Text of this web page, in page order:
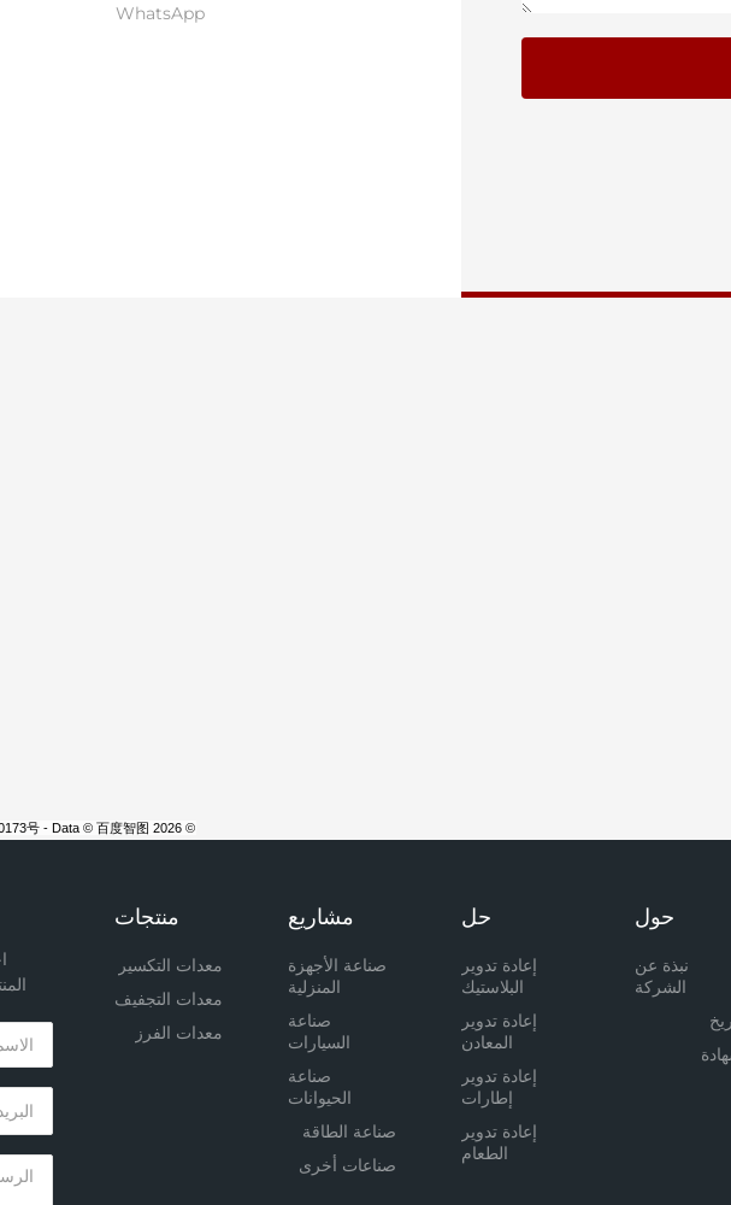
WhatsApp
© 2026 Baidu - GS(2025)4125号 - 甲测资字11111342 - 京ICP证030173号 - Data © 百度智图
حول
نبذة عن
الشركة
حل
إعادة تدوير
البلاستيك
إعادة تدوير
المعادن
إعادة تدوير
إطارات
السيارات
المستعملة
إعادة تدوير
الطعام
مشاريع
صناعة الأجهزة
المنزلية
صناعة
السيارات
صناعة
الحيوانات
الأليفة
صناعة الطاقة
صناعات أخرى
منتجات
معدات التكسير
معدات التجفيف
معدات الفرز